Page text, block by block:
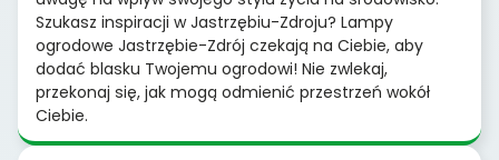
Szukasz inspiracji w Jastrzębiu-Zdroju? Lampy
ogrodowe Jastrzębie-Zdrój czekają na Ciebie, aby
dodać blasku Twojemu ogrodowi! Nie zwlekaj,
przekonaj się, jak mogą odmienić przestrzeń wokół
Ciebie.